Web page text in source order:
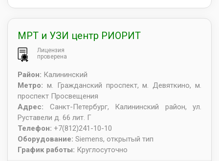
МРТ и УЗИ центр РИОРИТ
Лицензия
проверена
Район: Калининский
Метро: м. Гражданский проспект, м. Девяткино, м.
проспект Просвещения
Адрес: Санкт-Петербург, Калининский район, ул.
Руставели д. 66 лит. Г
Телефон: +7(812)241-10-10
Оборудование: Siemens, открытый тип
График работы: Круглосуточно